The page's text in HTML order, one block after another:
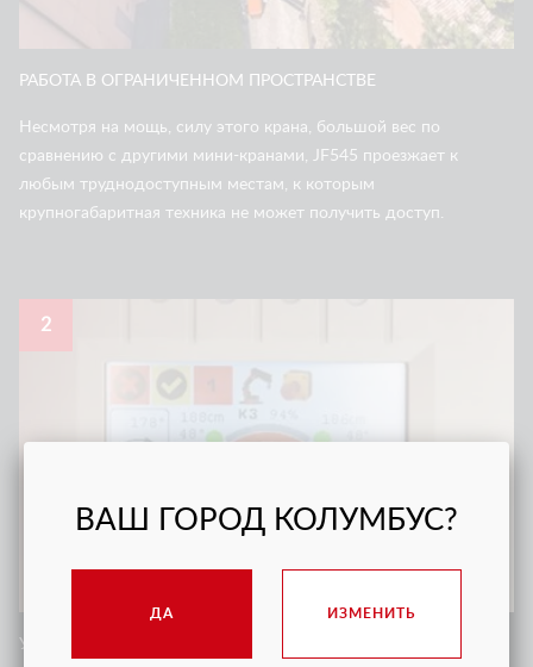
РАБОТА В ОГРАНИЧЕННОМ ПРОСТРАНСТВЕ
Несмотря на мощь, силу этого крана, большой вес по
сравнению с другими мини-кранами, JF545 проезжает к
любым труднодоступным местам, к которым
крупногабаритная техника не может получить доступ.
2
УЛУЧШЕННАЯ СИСТЕМА СТАБИЛИЗАЦИИ
ВАШ ГОРОД КОЛУМБУС?
ДА ИЗМЕНИТЬ